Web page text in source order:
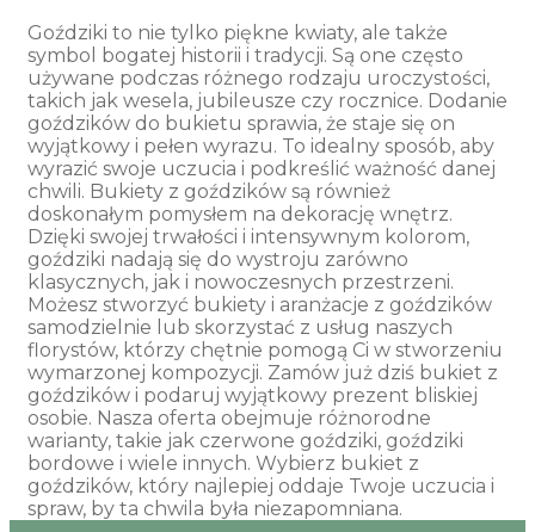
Goździki to nie tylko piękne kwiaty, ale także
symbol bogatej historii i tradycji. Są one często
używane podczas różnego rodzaju uroczystości,
takich jak wesela, jubileusze czy rocznice. Dodanie
goździków do bukietu sprawia, że staje się on
wyjątkowy i pełen wyrazu. To idealny sposób, aby
wyrazić swoje uczucia i podkreślić ważność danej
chwili. Bukiety z goździków są również
doskonałym pomysłem na dekorację wnętrz.
Dzięki swojej trwałości i intensywnym kolorom,
goździki nadają się do wystroju zarówno
klasycznych, jak i nowoczesnych przestrzeni.
Możesz stworzyć bukiety i aranżacje z goździków
samodzielnie lub skorzystać z usług naszych
florystów, którzy chętnie pomogą Ci w stworzeniu
wymarzonej kompozycji. Zamów już dziś bukiet z
goździków i podaruj wyjątkowy prezent bliskiej
osobie. Nasza oferta obejmuje różnorodne
warianty, takie jak czerwone goździki, goździki
bordowe i wiele innych. Wybierz bukiet z
goździków, który najlepiej oddaje Twoje uczucia i
spraw, by ta chwila była niezapomniana.